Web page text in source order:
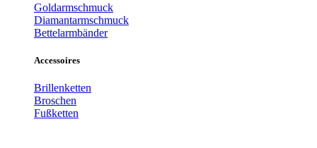
Goldarmschmuck
Diamantarmschmuck
Bettelarmbänder
Accessoires
Brillenketten
Broschen
Fußketten